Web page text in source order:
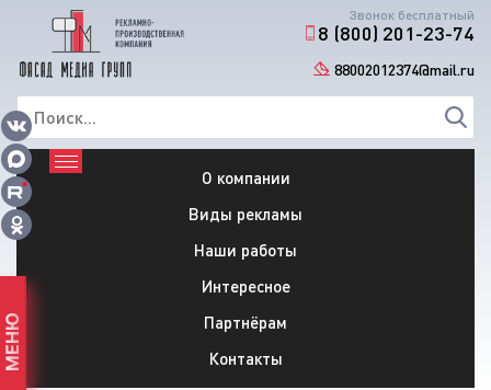
Звонок бесплатный
8 (800) 201-23-74
88002012374@mail.ru
О компании
Виды рекламы
Наши работы
Интересное
Партнёрам
Контакты
МЕНЮ